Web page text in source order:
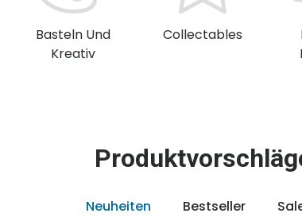
Basteln Und
Kreativ
Collectables
Neuheiten Bestseller